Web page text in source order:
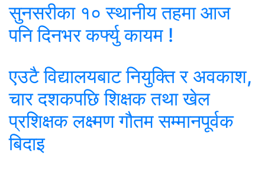
सुनसरीका १० स्थानीय तहमा आज
पनि दिनभर कर्फ्यु कायम !
एउटै विद्यालयबाट नियुक्ति र अवकाश,
चार दशकपछि शिक्षक तथा खेल
प्रशिक्षक लक्ष्मण गौतम सम्मानपूर्वक
बिदाइ